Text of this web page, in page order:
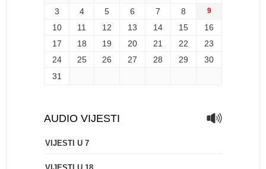
3
4 5 6 7 8 9
10 11 12 13 14 15
16
17
18 19 20 21 22
23
24
25 26 27 28 29
30
31
AUDIO VIJESTI
VIJESTI U 7